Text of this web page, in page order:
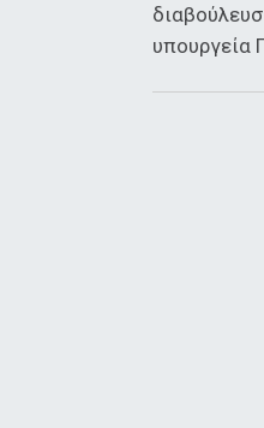
υπουργεία